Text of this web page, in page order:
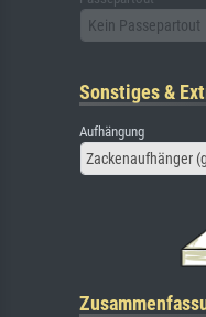
Kein Passepartout
Sonstiges &
Aufhängung
Zackenaufhänger